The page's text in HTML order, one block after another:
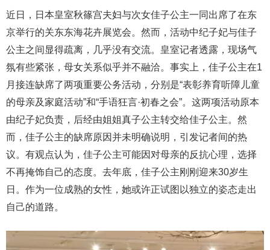
近日，日本皇室秋篠宫夫妇与次女佳子公主一同出席了在东
京举行的关东东海花卉展览会。然而，活动中纪子妃与佳子
公主之间显得疏离，几乎没有交流。皇室记者透露，现场气
氛有些紧张，母女关系似乎并不融洽。事实上，佳子公主在1
月接连缺席了两项重要公务活动，分别是“表彰养育听障儿童
的母亲及家庭活动”和“手语狂言·初春之会”。这两项活动原本
由纪子妃负责，后经由姐姐真子公主转交给佳子公主。然
而，佳子公主的缺席原因并未明确说明，引发记者间的热
议。有观点认为，佳子公主可能因对母亲的反抗心理，选择
不再掩饰自己的态度。去年底，佳子公主刚刚迎来30岁生
日。作为一位成熟的女性，她或许正试图以独立的姿态走出
自己的道路。